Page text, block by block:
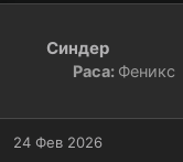
Синдер
Раса: Феникс
24 Фев 2026